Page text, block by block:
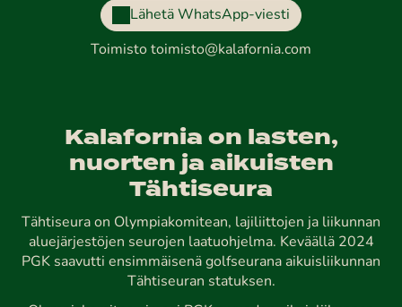
Lähetä WhatsApp-viesti
Toimisto toimisto@kalafornia.com
Kalafornia on lasten,
nuorten ja aikuisten
Tähtiseura
Tähtiseura on Olympiakomitean, lajiliittojen ja liikunnan
aluejärjestöjen seurojen laatuohjelma. Keväällä 2024
PGK saavutti ensimmäisenä golfseurana aikuisliikunnan
Tähtiseuran statuksen.